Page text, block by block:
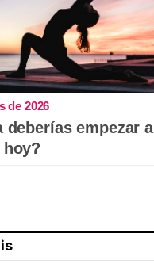
de 2026
deberías empezar a
hoy?